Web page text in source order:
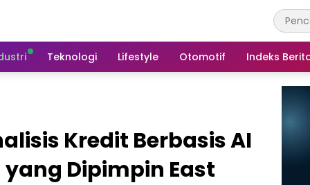
Teknologi Lifestyle Otomotif Indeks
Kredit Berbasis AI
Dipimpin East